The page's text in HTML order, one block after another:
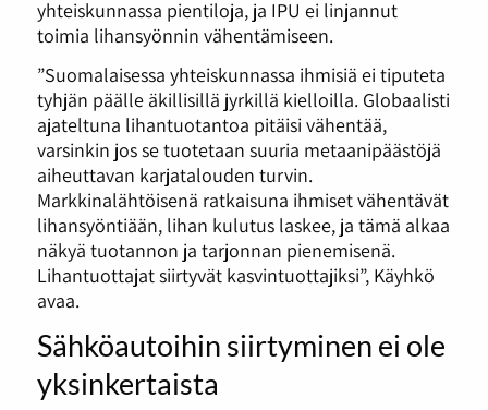
yhteiskunnassa pientiloja, ja IPU ei linjannut
toimia lihansyönnin vähentämiseen.
”Suomalaisessa yhteiskunnassa ihmisiä ei tiputeta
tyhjän päälle äkillisillä jyrkillä kielloilla. Globaalisti
ajateltuna lihantuotantoa pitäisi vähentää,
varsinkin jos se tuotetaan suuria metaanipäästöjä
aiheuttavan karjatalouden turvin.
Markkinalähtöisenä ratkaisuna ihmiset vähentävät
lihansyöntiään, lihan kulutus laskee, ja tämä alkaa
näkyä tuotannon ja tarjonnan pienemisenä.
Lihantuottajat siirtyvät kasvintuottajiksi”, Käyhkö
avaa.
Sähköautoihin siirtyminen ei ole
yksinkertaista